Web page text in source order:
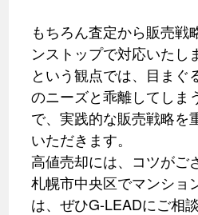
もちろん査定から販売戦
ンストップで対応いたし
という観点では、目まぐ
のニーズと乖離してしま
で、実践的な販売戦略を
いただきます。
高値売却には、コツがご
札幌市中央区でマンショ
は、ぜひG-LEADにご相